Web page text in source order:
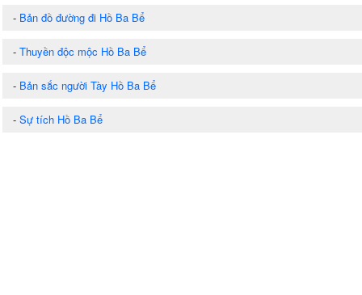
- Bản đồ đường đi Hồ Ba Bể
- Thuyền độc mộc Hồ Ba Bể
- Bản sắc người Tày Hồ Ba Bể
- Sự tích Hồ Ba Bể